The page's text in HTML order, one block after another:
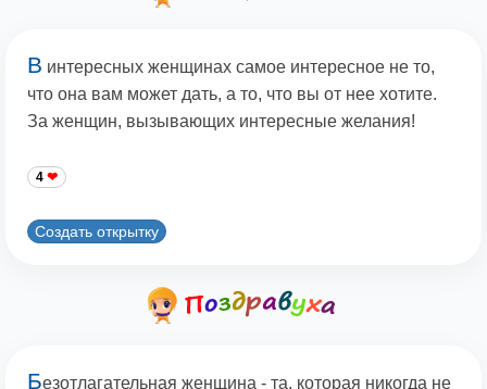
В интересных женщинах самое интересное не то,
что она вам может дать, а то, что вы от нее хотите.
За женщин, вызывающих интересные желания!
4
Создать открытку
Безотлагательная женщина - та, которая никогда не